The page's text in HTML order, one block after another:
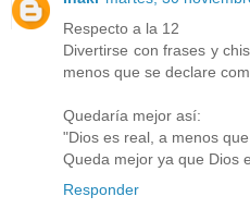
Respecto a la 12
Divertirse con frases y
menos que se declare
Quedaría mejor así:
"Dios es real, a menos
Queda mejor ya que Dios
Responder